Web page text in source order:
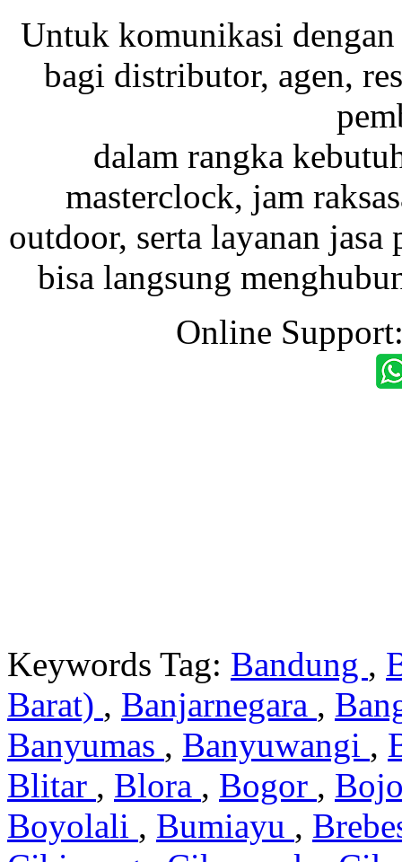
Untuk komunikasi dengan
bagi distributor, agen,
dalam rangka
masterclock, jam
outdoor, serta layanan
bisa langsung
Online
Keywords Tag: Bandung ,
Barat) , Banjarnegara ,
Banyumas , Banyuwangi ,
Blitar , Blora , Bogor ,
Boyolali , Bumiayu ,